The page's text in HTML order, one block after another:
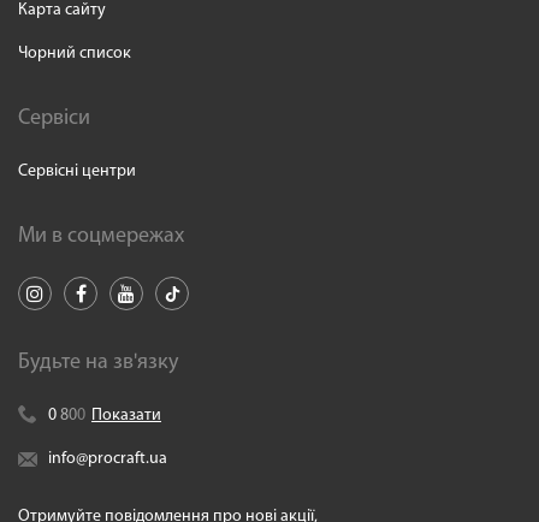
Карта сайту
Чорний список
Сервіси
Сервісні центри
Ми в соцмережах
Будьте на зв'язку
0 800 Показати
info@procraft.ua
Отримуйте повідомлення про нові акції,